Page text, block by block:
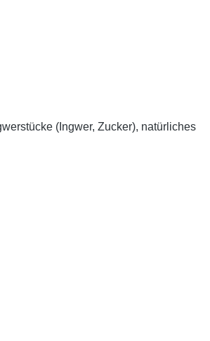
(Ingwer, Zucker), natürliches